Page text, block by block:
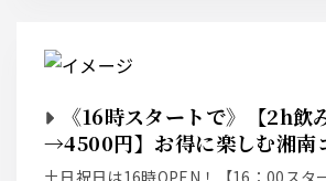
《16時スタートで》【2h飲
→4500円】お得に楽しむ湘南
土日祝日は16時OPEN！【16：00スタ